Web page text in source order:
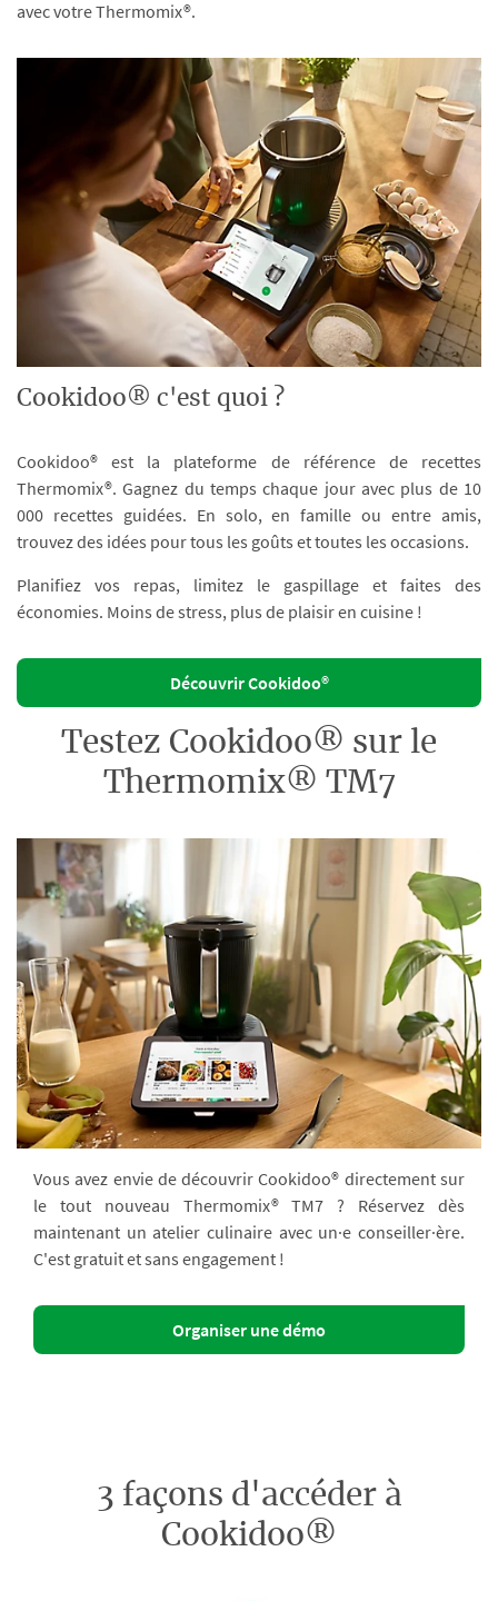
avec votre Thermomix®.
Cookidoo® c'est quoi ?
Cookidoo® est la plateforme de référence de recettes
Thermomix®. Gagnez du temps chaque jour avec plus de 10
000 recettes guidées. En solo, en famille ou entre amis,
trouvez des idées pour tous les goûts et toutes les occasions.
Planifiez vos repas, limitez le gaspillage et faites des
économies. Moins de stress, plus de plaisir en cuisine !
Découvrir Cookidoo®
Testez Cookidoo® sur le
Thermomix® TM7
Vous avez envie de découvrir Cookidoo® directement sur
le tout nouveau Thermomix® TM7 ? Réservez dès
maintenant un atelier culinaire avec un·e conseiller·ère.
C'est gratuit et sans engagement !
Organiser une démo
3 façons d'accéder à
Cookidoo®